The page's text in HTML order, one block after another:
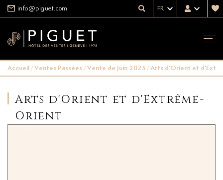
info@piguet.com FR
Accueil/Ventes Passées/Vente de Juin 2025/Arts d'Orient et
Arts d'Orient et d'Extrême-
Orient